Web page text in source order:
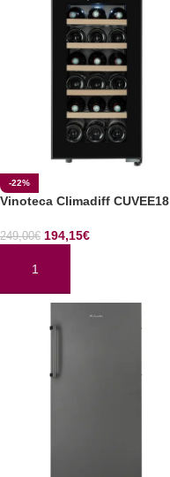
-22%
Vinoteca Climadiff CUVEE18
249,00€ 194,15€
AÑADIR AL CARRITO